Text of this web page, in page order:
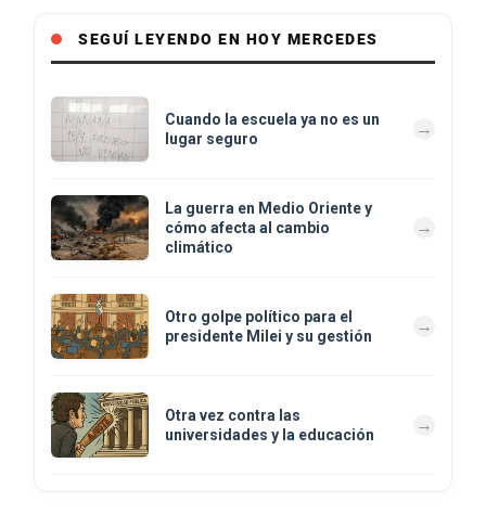
SEGUÍ LEYENDO EN HOY MERCEDES
Cuando la escuela ya no es un
lugar seguro
La guerra en Medio Oriente y
cómo afecta al cambio
climático
Otro golpe político para el
presidente Milei y su gestión
Otra vez contra las
universidades y la educación